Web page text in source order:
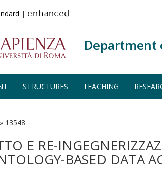
| enhanced
Department
STRUCTURES TEACHING
» 13548
E RE-
BASED DATA